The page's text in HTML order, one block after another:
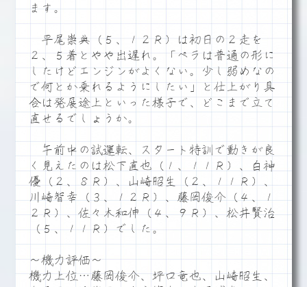
ます。
平尾崇典（５、１２Ｒ）は初日の２走を
２、５着とやや出遅れ。「ペラは普通の形に
したけどエンジンがよくない。少し弱めなの
で何とか乗れるようにしたい」と仕上がり具
合は発展途上といった様子で、どこまで立て
直せるでしょうか。
午前中の試運転、スタート特訓で動きが良
く見えたのは松下直也（１、１１Ｒ）、白神
優（２、８Ｒ）、山崎昭生（２、１１Ｒ）、
川崎智幸（３、１２Ｒ）、藤岡俊介（４、１
２Ｒ）、佐々木和伸（４、９Ｒ）、松井賢治
（５、１１Ｒ）でした。
～機力評価～
機力上位…藤岡俊介、坪口竜也、山崎昭生、